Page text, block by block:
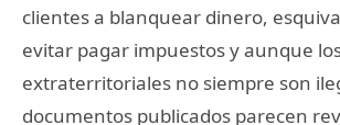
clientes a blanquear dinero,
evitar pagar impuestos y aunque
extraterritoriales no siempre son
documentos publicados parecen